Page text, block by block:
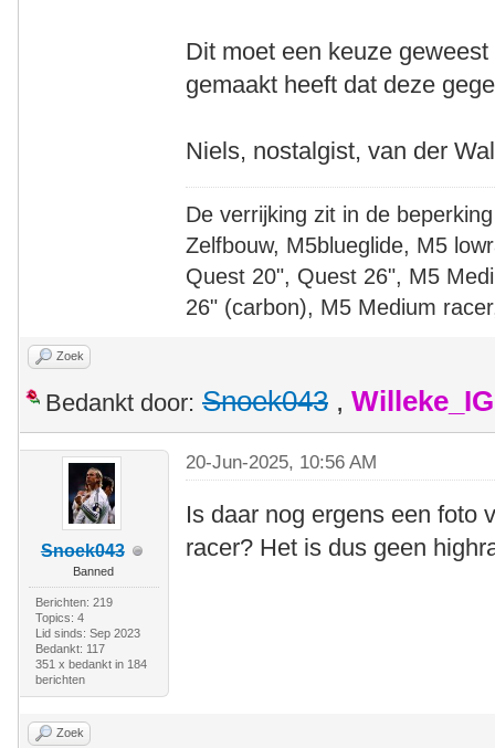
Dit moet een keuze
gemaakt heeft dat deze
Niels, nostalgist, van der Wal
De verrijking zit in de beperking
Zelfbouw, M5blueglide, M5
Quest 20", Quest 26", M5
26" (carbon), M5 Medium
Zoek
Bedankt door: Snoek043 ,
Snoek043
Banned
Berichten: 219
Topics: 4
Lid sinds: Sep 2023
Bedankt: 117
351 x bedankt in 184
berichten
20-Jun-2025, 10:56 AM
Is daar nog ergens een foto
racer? Het is dus geen
Zoek